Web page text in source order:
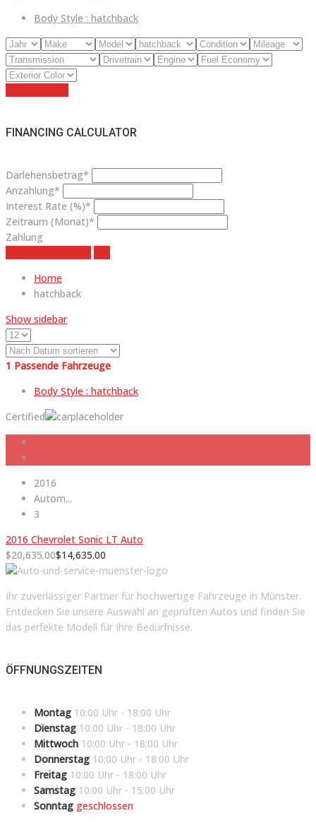
Body Style : hatchback
FINANCING CALCULATOR
Darlehensbetrag*
Anzahlung*
Interest Rate (%)*
Zeitraum (Monat)*
Zahlung
Home
hatchback
Show sidebar
1 Passende Fahrzeuge
Body Style : hatchback
Certified
2016
Autom...
3
2016 Chevrolet Sonic LT Auto
$20,635.00$14,635.00
Ihr zuverlässiger Partner für hochwertige Fahrzeuge in Münster.
Entdecken Sie unsere Auswahl an geprüften Autos und finden Sie
das perfekte Modell für Ihre Bedürfnisse.
ÖFFNUNGSZEITEN
Montag 10:00 Uhr - 18:00 Uhr
Dienstag 10:00 Uhr - 18:00 Uhr
Mittwoch 10:00 Uhr - 18:00 Uhr
Donnerstag 10:00 Uhr - 18:00 Uhr
Freitag 10:00 Uhr - 18:00 Uhr
Samstag 10:00 Uhr - 15:00 Uhr
Sonntag geschlossen